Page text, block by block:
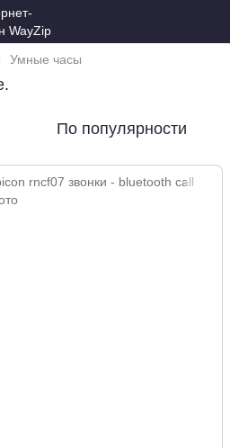
Умные часы
По популярности